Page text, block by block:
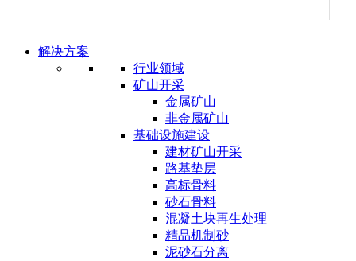
解决方案
行业领域
矿山开采
金属矿山
非金属矿山
基础设施建设
建材矿山开采
路基垫层
高标骨料
砂石骨料
混凝土块再生处理
精品机制砂
泥砂石分离